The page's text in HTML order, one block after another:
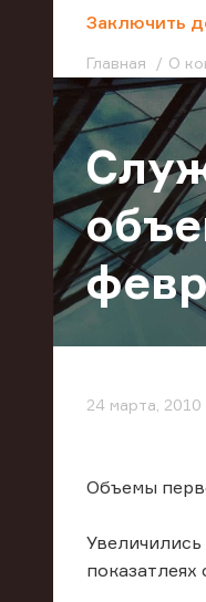
Заключить
Главная О
24 марта, 2010
Объемы
показатлеях